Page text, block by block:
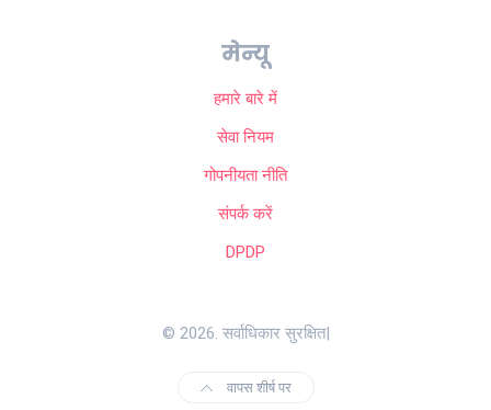
मेन्यू
हमारे बारे में
सेवा नियम
गोपनीयता नीति
संपर्क करें
DPDP
© 2026. सर्वाधिकार सुरक्षित|
वापस शीर्ष पर